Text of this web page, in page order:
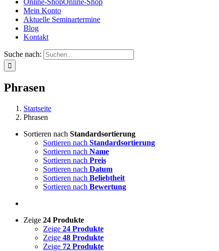
Online-ShopOnline-Shop
Mein Konto
Aktuelle Seminartermine
Blog
Kontakt
Suche nach:
Phrasen
Startseite
Phrasen
Sortieren nach Standardsortierung
Sortieren nach Standardsortierung
Sortieren nach Name
Sortieren nach Preis
Sortieren nach Datum
Sortieren nach Beliebtheit
Sortieren nach Bewertung
Zeige 24 Produkte
Zeige 24 Produkte
Zeige 48 Produkte
Zeige 72 Produkte